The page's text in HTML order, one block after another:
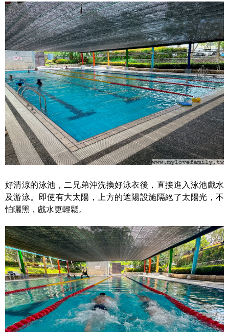
好清涼的泳池，二兄弟沖洗換好泳衣後，直接進入泳池戲水
及游泳。即使有大太陽，上方的遮陽設施隔絕了太陽光，不
怕曬黑，戲水更輕鬆。